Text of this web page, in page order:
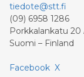
tiedote@stt.fi
(09) 6958 1286
Porkkalankatu
Suomi – Finland
Facebook X